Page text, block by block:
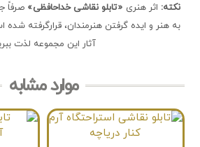
نکته: اثر هنری «تابلو نقاشی خداحافظی» صرفاً
به هنر و ایده گرفتن هنرمندان، قرارگرفته شده
آثار این مجموعه لذت
موارد مشابه